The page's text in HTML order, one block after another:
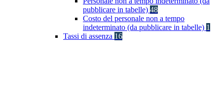
pubblicare in tabelle) 48
Costo del personale non a tempo
indeterminato (da pubblicare in tabelle) 1
Tassi di assenza 16